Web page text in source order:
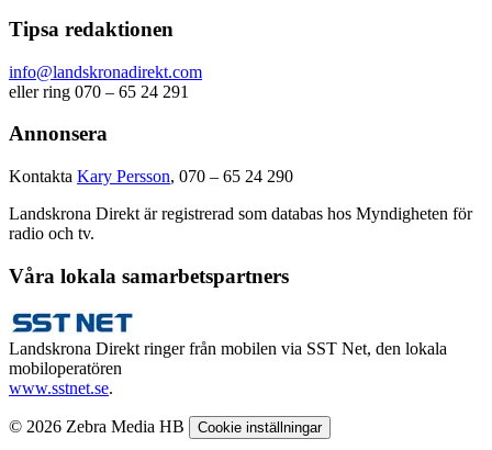
Tipsa redaktionen
info@landskronadirekt.com
eller ring 070 – 65 24 291
Annonsera
Kontakta Kary Persson, 070 – 65 24 290
Landskrona Direkt är registrerad som databas hos Myndigheten för
radio och tv.
Våra lokala samarbetspartners
Landskrona Direkt ringer från mobilen via SST Net, den lokala
mobiloperatören
www.sstnet.se.
© 2026 Zebra Media HB Cookie inställningar